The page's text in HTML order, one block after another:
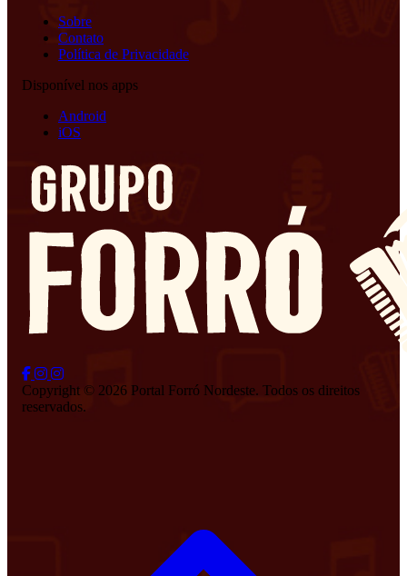
Sobre
Contato
Política de Privacidade
Disponível nos apps
Android
iOS
Copyright © 2026 Portal Forró Nordeste. Todos os direitos
reservados.